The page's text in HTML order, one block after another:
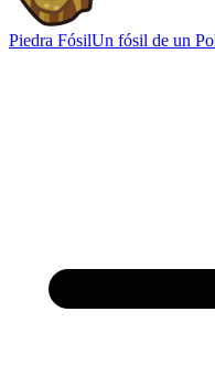
Piedra FósilUn fósil de un